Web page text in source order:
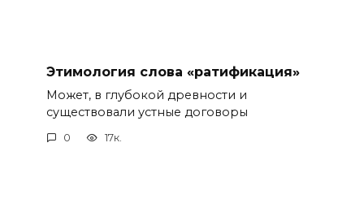
Этимология слова «ратификация»
Может, в глубокой древности и
существовали устные договоры
0 17к.